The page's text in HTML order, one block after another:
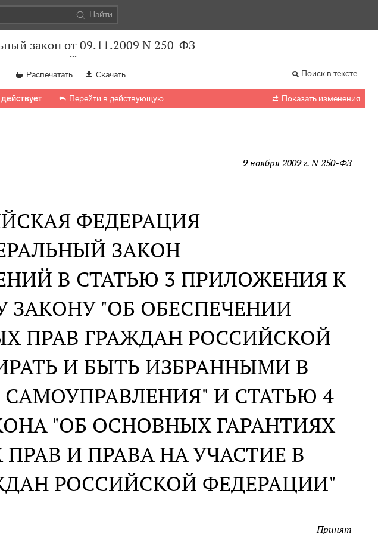
Найти
закон от 09.11.2009 N 250-ФЗ
Распечатать Скачать Поиск в тексте
Перейти в действующую  Показать изменения
9 ноября 2009 г. N 250-ФЗ
ФЕДЕРАЦИЯ
ЗАКОН
В СТАТЬЮ 3 ПРИЛОЖЕНИЯ К
ЗАКОНУ "ОБ ОБЕСПЕЧЕНИИ
ПРАВ ГРАЖДАН РОССИЙСКОЙ
И БЫТЬ ИЗБРАННЫМИ В
И СТАТЬЮ 4
"ОБ ОСНОВНЫХ ГАРАНТИЯХ
И ПРАВА НА УЧАСТИЕ В
РОССИЙСКОЙ ФЕДЕРАЦИИ"
Принят